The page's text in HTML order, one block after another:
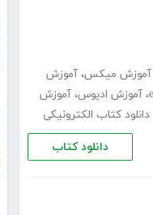
آموزش میکس، آموزش
، آموزش ادیوس، آموزش
دانلود کتاب الکترونیکی
دانلود کتاب